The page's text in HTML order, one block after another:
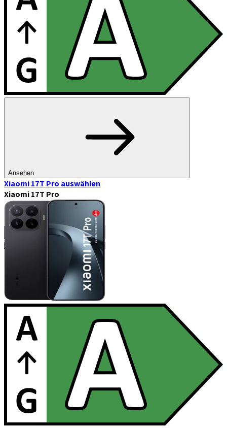
Ansehen
Xiaomi 17T Pro auswählen
Xiaomi 17T Pro